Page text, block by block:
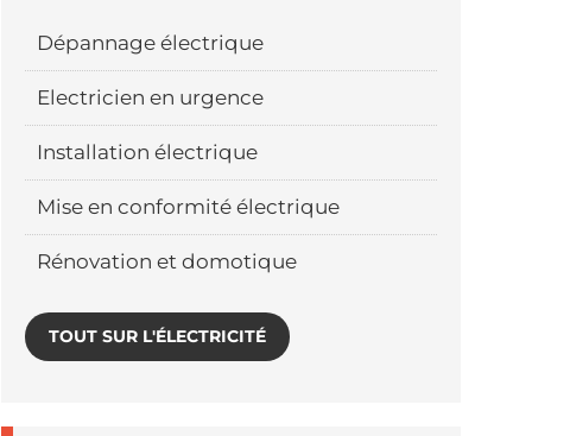
Dépannage électrique
Electricien en urgence
Installation électrique
Mise en conformité électrique
Rénovation et domotique
TOUT SUR L'ÉLECTRICITÉ